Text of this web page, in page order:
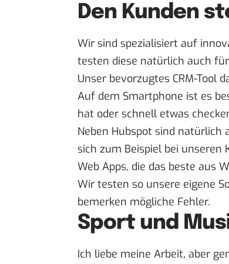
Den Kunden
Wir sind spezialisiert auf
testen diese natürlich auch
Unser bevorzugtes CRM-Tool
Auf dem Smartphone ist es
hat oder schnell etwas
Neben Hubspot sind natürlich
sich zum Beispiel bei unseren
Web Apps, die das beste aus
Wir testen so unsere eigene
bemerken mögliche Fehler.
Sport und
Ich liebe meine Arbeit, aber